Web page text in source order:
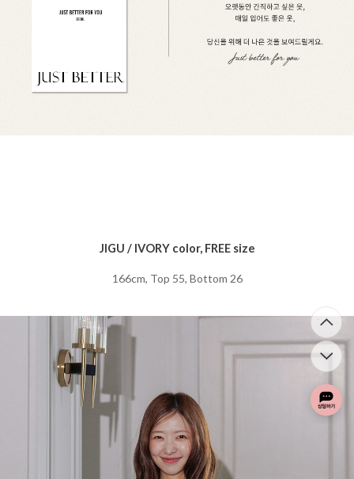
JIGU / IVORY color, FREE size
166cm, Top 55, Bottom 26